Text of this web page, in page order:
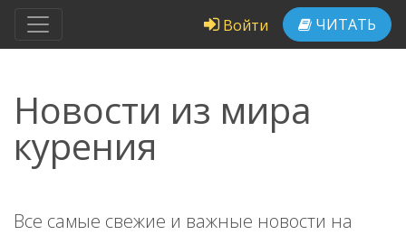
Войти ЧИТАТЬ
Новости из мира
курения
Все самые свежие и важные новости на